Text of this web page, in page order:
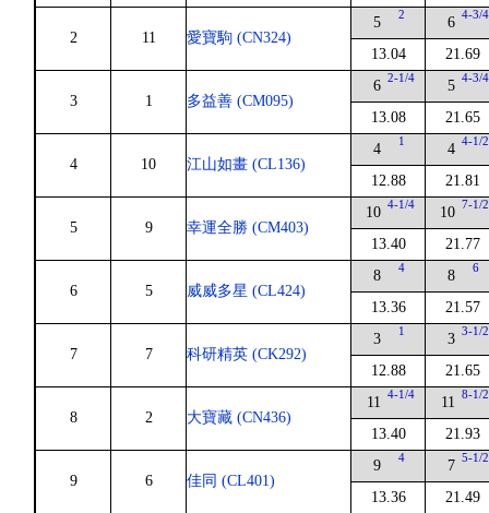
2 11 愛寶駒 (CN324)
5 2
13.04
6 4-3/4
21.69
3 1 多益善 (CM095)
6 2-1/4
13.08
5 4-3/4
21.65
4 10 江山如畫 (CL136)
4 1
12.88
4 4-1/2
21.81
5 9 幸運全勝 (CM403)
10 4-1/4
13.40
10 7-1/2
21.77
6 5 威威多星 (CL424)
8 4
13.36
8 6
21.57
7 7 科研精英 (CK292)
3 1
12.88
3 3-1/2
21.65
8 2 大寶藏 (CN436)
11 4-1/4
13.40
11 8-1/2
21.93
9 6 佳同 (CL401)
9 4
13.36
7 5-1/2
21.49